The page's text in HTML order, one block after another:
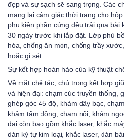
đẹp và sự sạch sẽ sang trọng. Các
mang lại cảm giác thời trang cho
phụ kiện phần cứng đều trải qua bài
30 ngày trước khi lắp đặt. Lớp phủ
hóa, chống ăn mòn, chống trầy
hoặc gỉ sét.
Sự kết hợp hoàn hảo của kỹ thuật
Về mặt chế tác, chú trọng kết hợp
và hiện đại: chạm cúc truyền thống,
ghép góc 45 độ, khảm dây bạc,
khảm tấm đồng, chạm nổi, khảm
đại còn bao gồm khắc laser, khắc
dán ký tự kim loại, khắc laser, dán